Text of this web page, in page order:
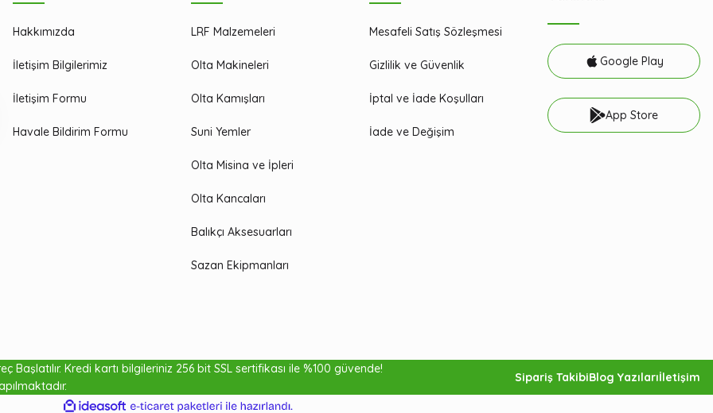
₺88,51 Sepete Ekle
Hakkımızda
İletişim Bilgilerimiz
İletişim Formu
Havale Bildirim Formu
LRF Malzemeleri
Olta Makineleri
Olta Kamışları
Suni Yemler
Olta Misina ve İpleri
Olta Kancaları
Balıkçı Aksesuarları
Sazan Ekipmanları
Mesafeli Satış Sözleşmesi
Gizlilik ve Güvenlik
İptal ve İade Koşulları
İade ve Değişim
Google Play
App Store
Başlatılır. Kredi kartı bilgileriniz 256 bit SSL sertifikası ile %100 güvende!
Sipariş TakibiBlog Yazılarıİletişim
ideasoft e-